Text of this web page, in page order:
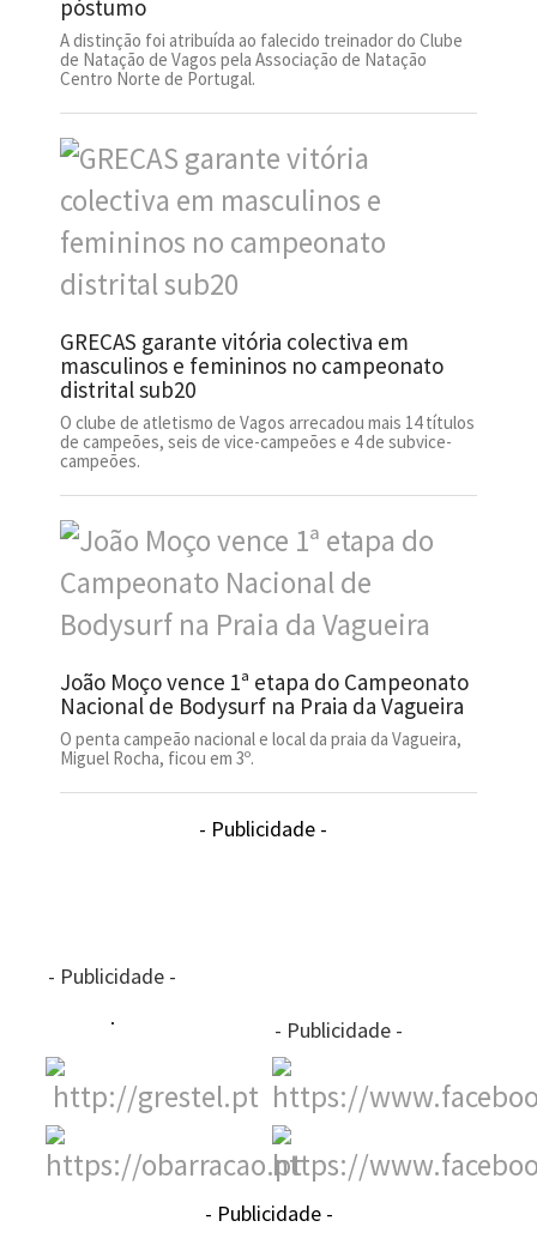
póstumo
A distinção foi atribuída ao falecido treinador do Clube
de Natação de Vagos pela Associação de Natação
Centro Norte de Portugal.
GRECAS garante vitória colectiva em
masculinos e femininos no campeonato
distrital sub20
O clube de atletismo de Vagos arrecadou mais 14 títulos
de campeões, seis de vice-campeões e 4 de subvice-
campeões.
João Moço vence 1ª etapa do Campeonato
Nacional de Bodysurf na Praia da Vagueira
O penta campeão nacional e local da praia da Vagueira,
Miguel Rocha, ficou em 3º.
- Publicidade -
- Publicidade -
- Publicidade -
- Publicidade -